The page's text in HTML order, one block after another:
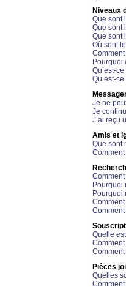
Niveaux
Que sont
Que sont
Que sont
Où sont
Pourquoi
Qu’est-
Qu’est-
Je ne
Je
J’ai reçu
Amis et
Que sont
Pourquoi
Pourquoi
Quelle
Pièces
Quelles